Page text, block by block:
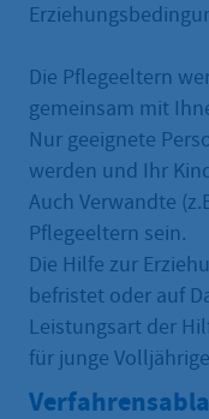
Die Pflegeeltern
gemeinsam mit
Nur geeignete
werden und Ihr
Auch Verwandte
Pflegeeltern sein.
Die Hilfe zur
befristet oder auf
Leistungsart der
für junge